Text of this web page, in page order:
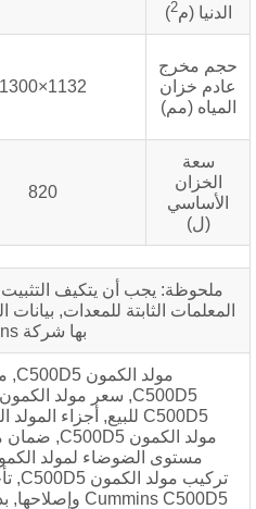
1132×1300
الأساس
الأسمنتي
820
للضغط
الخلفي (كيلو
التثبيت مع الظروف المحلية
بيانات التثبيت الموجودة